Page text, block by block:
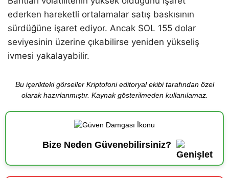
ederken hareketli ortalamalar satış baskısının
sürdüğüne işaret ediyor. Ancak SOL 155 dolar
seviyesinin üzerine çıkabilirse yeniden yükseliş
ivmesi yakalayabilir.
Bu içerikteki görseller Kriptofoni editoryal ekibi tarafından özel
olarak hazırlanmıştır. Kaynak gösterilmeden kullanılamaz.
Bize Neden Güvenebilirsiniz?